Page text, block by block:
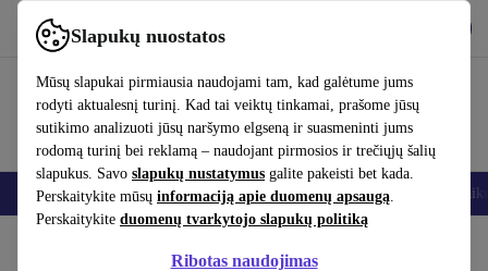
Slapukų nuostatos
Mūsų slapukai pirmiausia naudojami tam, kad galėtume jums
rodyti aktualesnį turinį. Kad tai veiktų tinkamai, prašome jūsų
sutikimo analizuoti jūsų naršymo elgseną ir suasmeninti jums
rodomą turinį bei reklamą – naudojant pirmosios ir trečiųjų šalių
slapukus. Savo slapukų nustatymus galite pakeisti bet kada.
Perskaitykite mūsų informaciją apie duomenų apsaugą.
Perskaitykite duomenų tvarkytojo slapukų politiką
Ribotas naudojimas
Naudok refurbed greitai ir paprastai
Išmanieji telefonai Nešiojamieji kompiuteriai Planšetės Išmanieji